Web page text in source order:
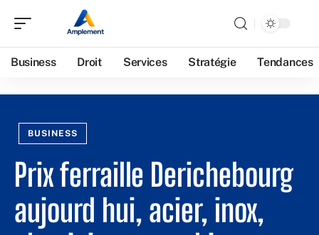
Business Droit Services Stratégie Tendances
BUSINESS
Prix ferraille Derichebourg
aujourd hui, acier, inox,